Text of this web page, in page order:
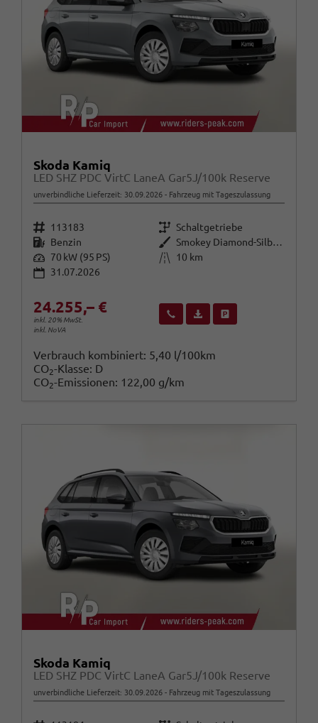
Skoda Kamiq
LED SHZ PDC VirtC LaneA Gar5J/100k Reserve
unverbindliche Lieferzeit: 30.09.2026 Fahrzeug mit Tageszulassung
Fahrzeugnr. 113183 Getriebe Schaltgetriebe
Kraftstoff Benzin Außenfarbe
Smokey Diamond-Silber Metallic
Leistung 70 kW (95 PS) Kilometerstand
10 km
31.07.2026
24.255,– €
inkl. 20% MwSt.
inkl. NoVA
Wir rufen Sie anFahrzeugexposé (PDF)
Verbrauch kombiniert: 5,40 l/100km
CO2-Klasse: D
CO2-Emissionen: 122,00 g/km
Skoda Kamiq
LED SHZ PDC VirtC LaneA Gar5J/100k Reserve
unverbindliche Lieferzeit: 30.09.2026 Fahrzeug mit Tageszulassung